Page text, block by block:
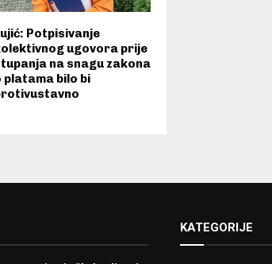
Potpisivanje
ugovora prije
na snagu zakona
platama bilo bi
KATEGORIJE